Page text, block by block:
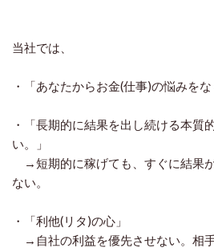
当社では、
・「あなたからお金(仕事)の悩みを
・「長期的に結果を出し続ける本質
い。」
→短期的に稼げても、すぐに結果
ない。
・「利他(リタ)の心」
→自社の利益を優先させない。相